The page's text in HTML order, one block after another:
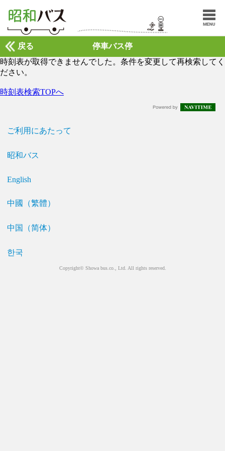
停車バス停
戻る
時刻表が取得できませんでした。条件を変更して再検索してく
ださい。
時刻表検索TOPへ
ご利用にあたって
昭和バス
English
中國（繁體）
中国（简体）
한국
Copyright© Showa bus.co., Ltd. All rights reserved.